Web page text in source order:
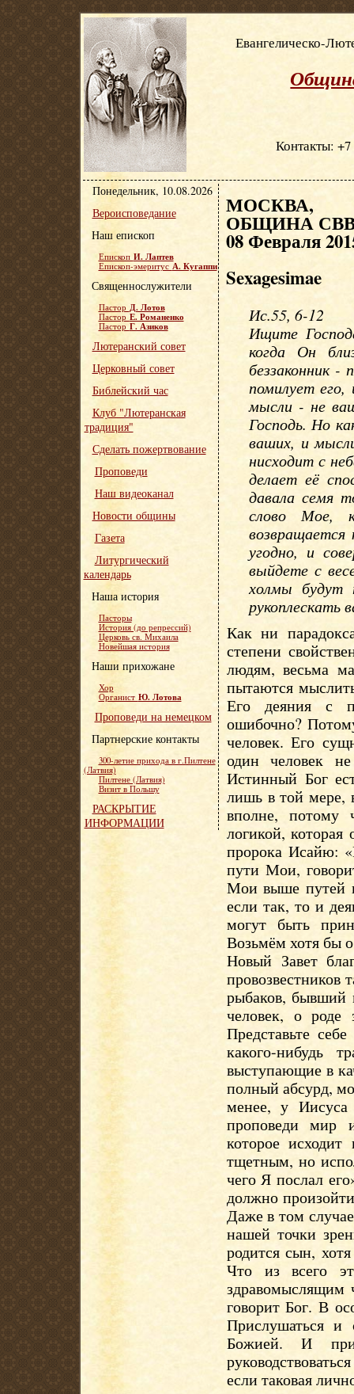
Евангелическо-
Контакты: +7
МОСКВА,
ОБЩИНА
08 Февраля
Sexagesimae
Ис.55, 6-12
Ищите
когда Он
беззаконник
помилует
мысли - не
Господь. Но
ваших, и
нисходит с
делает её
давала семя
слово Мое,
угодно, и
выйдете с
холмы будут
рукоплескать
Как ни
степени
людям, весьма
пытаются
Его деяния с
ошибочно?
человек. Его
один человек
Истинный Бог
лишь в той мере,
вполне, потому
логикой, которая
пророка Исайю:
пути Мои,
Мои выше путей
если так, то и
могут быть
Возьмём хотя бы
Новый Завет
провозвестников
рыбаков, бывший
человек, о роде
Представьте
какого-нибудь
выступающие в
полный абсурд,
менее, у Иисуса
проповеди мир
которое
тщетным, но
чего Я послал
должно
Даже в том
нашей точки
родится сын,
Что из всего
здравомыслящим
говорит Бог. В
Прислушаться
Божией. И при
если таковая
Понедельник, 10.08.2026
Вероисповедание
Наш епископ
Епископ И. Лаптев
Епископ-эмеритус А. Кугаппи
Священнослужители
Пастор Д. Лотов
Пастор Е. Романенко
Пастор Г. Азиков
Лютеранский совет
Церковный совет
Библейский час
Клуб "Лютеранская
традиция"
Сделать пожертвование
Проповеди
Наш видеоканал
Новости общины
Газета
Литургический
календарь
Наша история
Пасторы
История (до репрессий)
Церковь св. Михаила
Новейшая история
Наши прихожане
Хор
Органист Ю. Лотова
Проповеди на немецком
Партнерские контакты
300-летие прихода в г.Пилтене
(Латвия)
Пилтене (Латвия)
Визит в Польшу
РАСКРЫТИЕ
ИНФОРМАЦИИ